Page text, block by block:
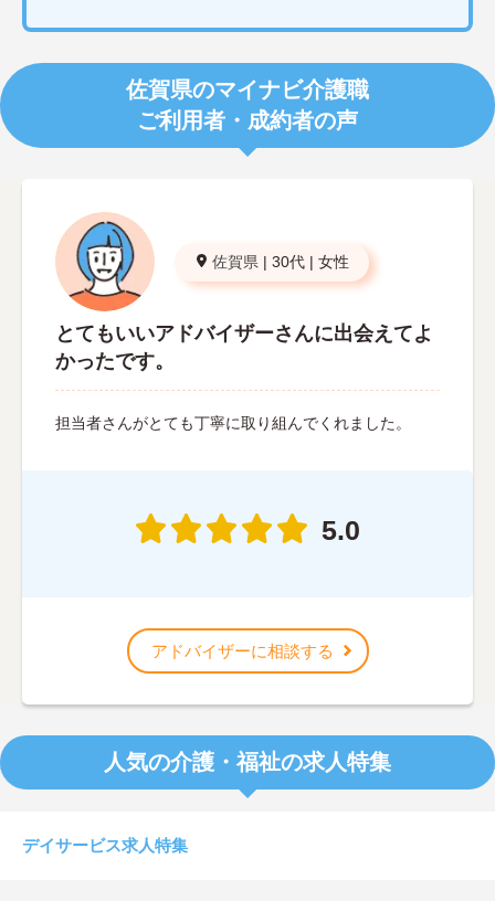
佐賀県のマイナビ介護職
ご利用者・成約者の声
佐賀県 | 30代 | 女性
とてもいいアドバイザーさんに出会えてよ
かったです。
担当者さんがとても丁寧に取り組んでくれました。
5.0
アドバイザーに相談する
人気の介護・福祉の求人特集
デイサービス求人特集